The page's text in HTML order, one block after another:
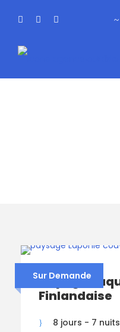
Sur Demande
Voyage
Finlandaise
8 jours - 7 nuits